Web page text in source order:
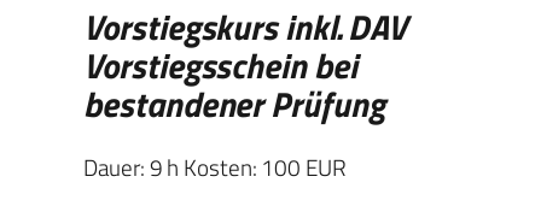
Vorstiegskurs inkl. DAV
Vorstiegsschein bei
bestandener Prüfung
Dauer: 9 h Kosten: 100 EUR